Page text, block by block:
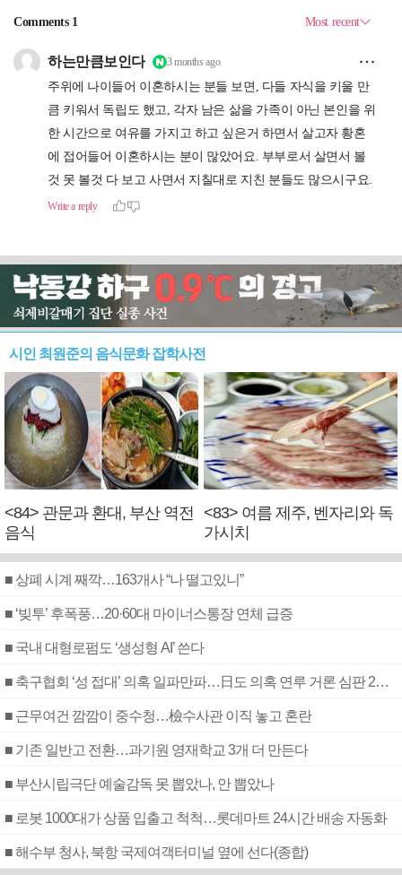
시인 최원준의 음식문화 잡학사전
<84> 관문과 환대, 부산 역전
음식
<83> 여름 제주, 벤자리와 독
가시치
■ 상폐 시계 째깍…163개사 “나 떨고있니”
■ ‘빚투’ 후폭풍…20·60대 마이너스통장 연체 급증
■ 국내 대형로펌도 ‘생성형 AI’ 쓴다
■ 축구협회 ‘성 접대’ 의혹 일파만파…日도 의혹 연루 거론 심판 2명 조사
■ 근무여건 깜깜이 중수청…檢수사관 이직 놓고 혼란
■ 기존 일반고 전환…과기원 영재학교 3개 더 만든다
■ 부산시립극단 예술감독 못 뽑았나, 안 뽑았나
■ 로봇 1000대가 상품 입출고 척척…롯데마트 24시간 배송 자동화
■ 해수부 청사, 북항 국제여객터미널 옆에 선다(종합)